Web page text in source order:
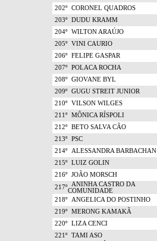
202º CORONEL QUADROS
203º DUDU KRAMM
204º WILTON ARAÚJO
205º VINI CAURIO
206º FELIPE GASPAR
207º POLACA ROCHA
208º GIOVANE BYL
209º GUGU STREIT JUNIOR
210º VILSON WILGES
211º MÔNICA RÍSPOLI
212º BETO SALVA CÃO
213º PSC
214º ALESSANDRA BARBACHAN
215º LUIZ GOLIN
216º JOÃO MORSCH
217º ANINHA CASTRO DA
COMUNIDADE
218º ANGELICA DO POSTINHO
219º MERONG KAMAKÃ
220º LIZA CENCI
221º TAMI ASO